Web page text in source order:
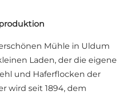
Mühle in Uldum
Laden, der die eigene
und Haferflocken der
wird seit 1894, dem